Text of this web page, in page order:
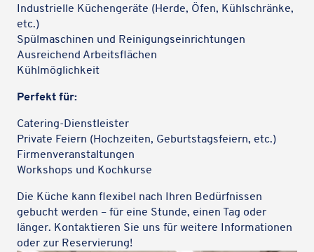
Indus­tri­elle Küchen­ge­räte (Herde, Öfen, Kühl­schränke,
etc.)
Spül­ma­schi­nen und Reinigungseinrichtungen
Ausrei­chend Arbeitsflächen
Kühl­mög­lich­keit
Perfekt für:
Cate­ring-Dienst­leis­ter
Private Feiern (Hoch­zei­ten, Geburts­tags­fei­ern, etc.)
Firmen­ver­an­stal­tun­gen
Work­shops und Kochkurse
Die Küche kann flexi­bel nach Ihren Bedürf­nis­sen
gebucht werden – für eine Stunde, einen Tag oder
länger. Kontak­tie­ren Sie uns für weitere Infor­ma­tio­nen
oder zur Reservierung!